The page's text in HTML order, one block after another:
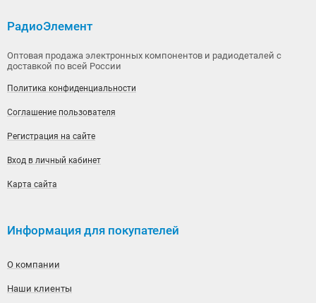
РадиоЭлемент
Оптовая продажа электронных компонентов и радиодеталей с
доставкой по всей России
Политика конфиденциальности
Соглашение пользователя
Регистрация на сайте
Вход в личный кабинет
Карта сайта
Информация для покупателей
О компании
Наши клиенты